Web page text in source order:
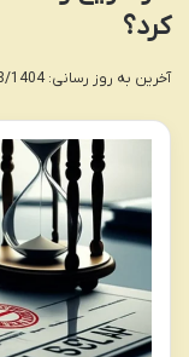
کرد؟
آخرین به روز رسانی: 01/08/1404